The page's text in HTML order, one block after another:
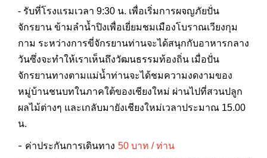
- รับที่โรงแรมเวลา 9:30 น. เพื่อเริ่มการผจญภัยปั่น
จักรยาน ข้ามลำน้ำปิงเพื่อเยี่ยมชมเมืองโบราณเวียงกุม
กาม ระหว่างการขี่จักรยานท่านจะได้สนุกกับอาหารกลาง
วันซึ่งจะทำให้เราเห็นถึงวัฒนธรรมท้องถิ่น เมื่อปั่น
จักรยานทางตามแม่น้ำท่านจะได้ชมความงดงามของ
หมู่บ้านชนบทในภาคใต้ของเชียงใหม่ ผ่านไปที่สวนปลูก
ผลไม้ต่างๆ และเกลับมายังเชียงใหม่เวลาประมาณ 15.00
น.
- ค่าประกันการเดินทาง 50 บาท / ท่าน